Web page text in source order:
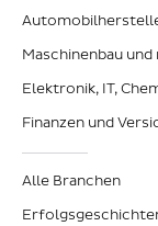
Maschinenbau
Elektronik, IT,
Finanzen und
Alle Branchen